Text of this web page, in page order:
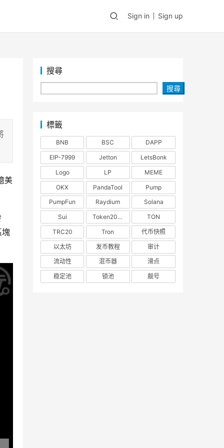
Sign in Sign up
美
塊
搜尋
搜尋
標籤
BNB BSC
DAPP
EIP-7999
Jetton
LetsBonk
Logo
LP
MEME
OKX
PandaTool
Pump
PumpFun
Raydium
Solana
Sui
Token2022
TON
TRC20
Tron
代币快照
以太坊
发币教程
审计
流动性
混币器
滑点
稳定池
锁池 靓号